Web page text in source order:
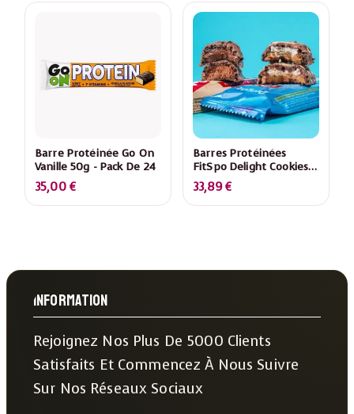
Barre Protéinée Go On
Vanille 50g - Pack De 24
35,00 €
Barres Protéinées
FitSpo Delight Cookies
& Cream - 20g
Protéines, 0,5g Sucre -
Pack 12 X 60g
33,89€
Information
Rejoignez Nos Plus De 5000 Clients
Satisfaits Et Commencez À Nous Suivre
Sur Nos Réseaux Sociaux